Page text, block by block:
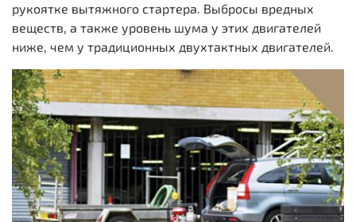
рукоятке вытяжного стартера. Выбросы вредных
веществ, а также уровень шума у этих двигателей
ниже, чем у традиционных двухтактных двигателей.